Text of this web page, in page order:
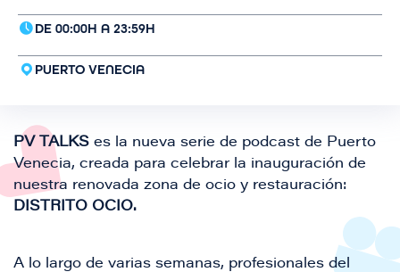
DE 00:00H A 23:59H
PUERTO VENECIA
PV TALKS es la nueva serie de podcast de Puerto
Venecia, creada para celebrar la inauguración de
nuestra renovada zona de ocio y restauración:
DISTRITO OCIO.
A lo largo de varias semanas, profesionales del